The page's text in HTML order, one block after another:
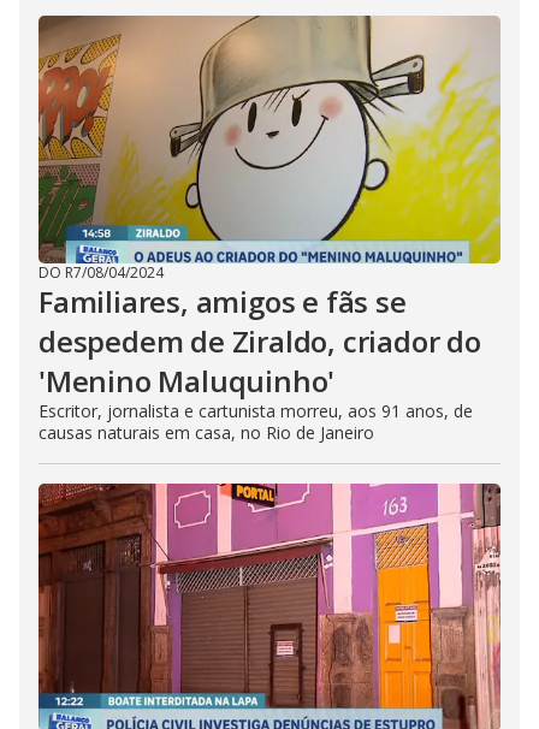
DO R7/08/04/2024
Familiares, amigos e fãs se
despedem de Ziraldo, criador do
'Menino Maluquinho'
Escritor, jornalista e cartunista morreu, aos 91 anos, de
causas naturais em casa, no Rio de Janeiro